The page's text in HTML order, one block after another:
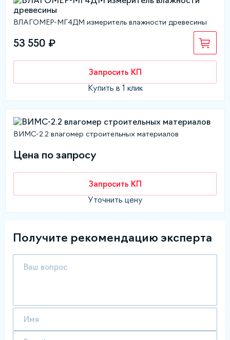
ВЛАГОМЕР-МГ4ДМ измеритель влажности древесины
53 550 ₽
Запросить КП
Купить в 1 клик
ВИМС-2.2 влагомер строительных материалов
Цена по запросу
Запросить КП
Уточнить цену
Получите рекомендацию эксперта